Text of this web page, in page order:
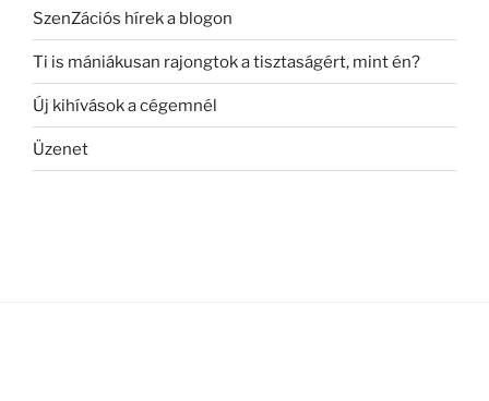
SzenZációs hírek a blogon
Ti is mániákusan rajongtok a tisztaságért, mint én?
Új kihívások a cégemnél
Üzenet